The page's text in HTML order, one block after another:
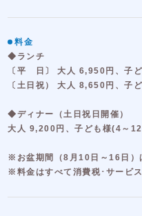
料金
◆ランチ
〔平 日〕 大人 6,950円、子
〔土日祝） 大人 8,650円、子
◆ディナー（土日祝日開催）
大人 9,200円、子ども様(4～
※お盆期間（8月10日～16日）
※料金はすべて消費税･サービ